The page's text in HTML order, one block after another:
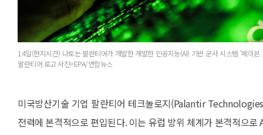
14일(현지시간) 나토는 팔란티어가 개발한 개발한 인공지능(AI) 기반 군사 시스템 '메이
팔란티어 로고 사진=EPA/연합뉴스
미국방산기술 기업 팔란티어 테크놀로지(Palantir
전력에 본격적으로 편입된다. 이는 유럽 방위 체계가 본격적으